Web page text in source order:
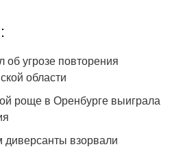
угрозе повторения
области
роще в Оренбурге выиграла
диверсанты взорвали